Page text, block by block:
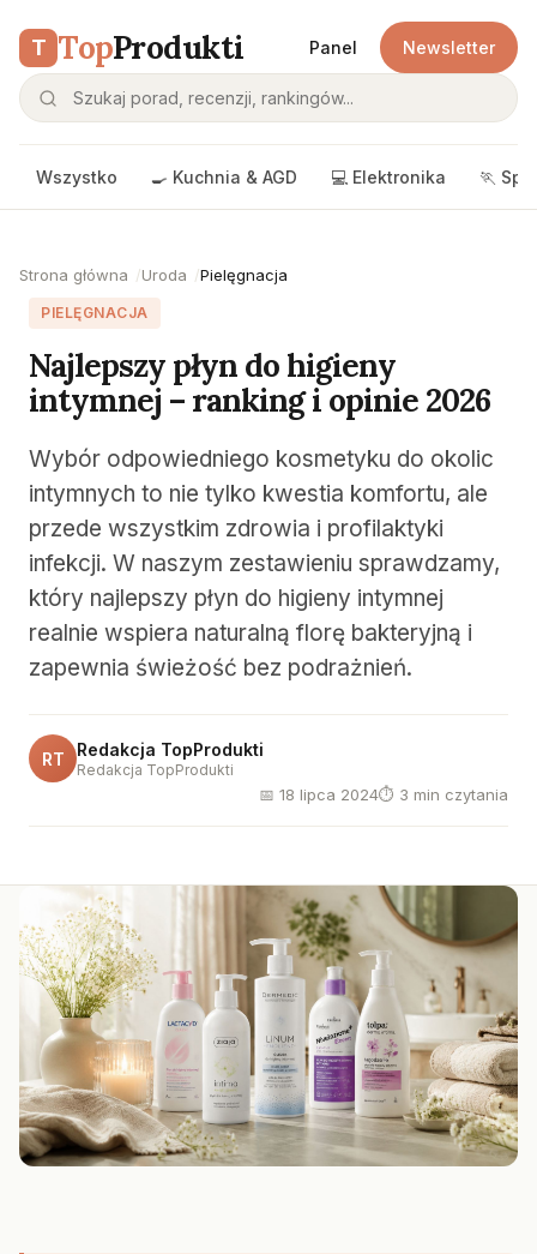
T TopProdukti Panel Newsletter
Wszystko 🍳 Kuchnia & AGD 💻 Elektronika 🏃
Strona główna Uroda Pielęgnacja
PIELĘGNACJA
Najlepszy płyn do higieny
intymnej – ranking i opinie 2026
Wybór odpowiedniego kosmetyku do okolic
intymnych to nie tylko kwestia komfortu, ale
przede wszystkim zdrowia i profilaktyki
infekcji. W naszym zestawieniu sprawdzamy,
który najlepszy płyn do higieny intymnej
realnie wspiera naturalną florę bakteryjną i
zapewnia świeżość bez podrażnień.
RT Redakcja TopProdukti
Redakcja TopProdukti
📅 18 lipca 2024⏱ 3 min czytania